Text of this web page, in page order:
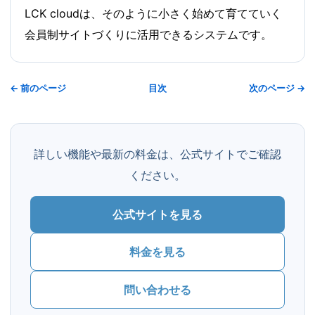
LCK cloudは、そのように小さく始めて育てていく
会員制サイトづくりに活用できるシステムです。
← 前のページ 目次 次のページ →
詳しい機能や最新の料金は、公式サイトでご確認
ください。
公式サイトを見る
料金を見る
問い合わせる